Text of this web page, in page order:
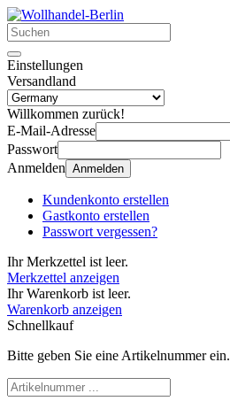
Einstellungen
Versandland
Willkommen zurück!
E-Mail-Adresse
Passwort
Anmelden Anmelden
Kundenkonto erstellen
Gastkonto erstellen
Passwort vergessen?
Ihr Merkzettel ist leer.
Merkzettel anzeigen
Ihr Warenkorb ist leer.
Warenkorb anzeigen
Schnellkauf
Bitte geben Sie eine Artikelnummer ein.